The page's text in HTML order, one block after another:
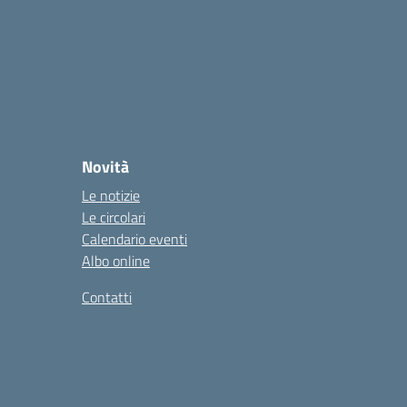
Novità
Le notizie
Le circolari
Calendario eventi
Albo online
Contatti